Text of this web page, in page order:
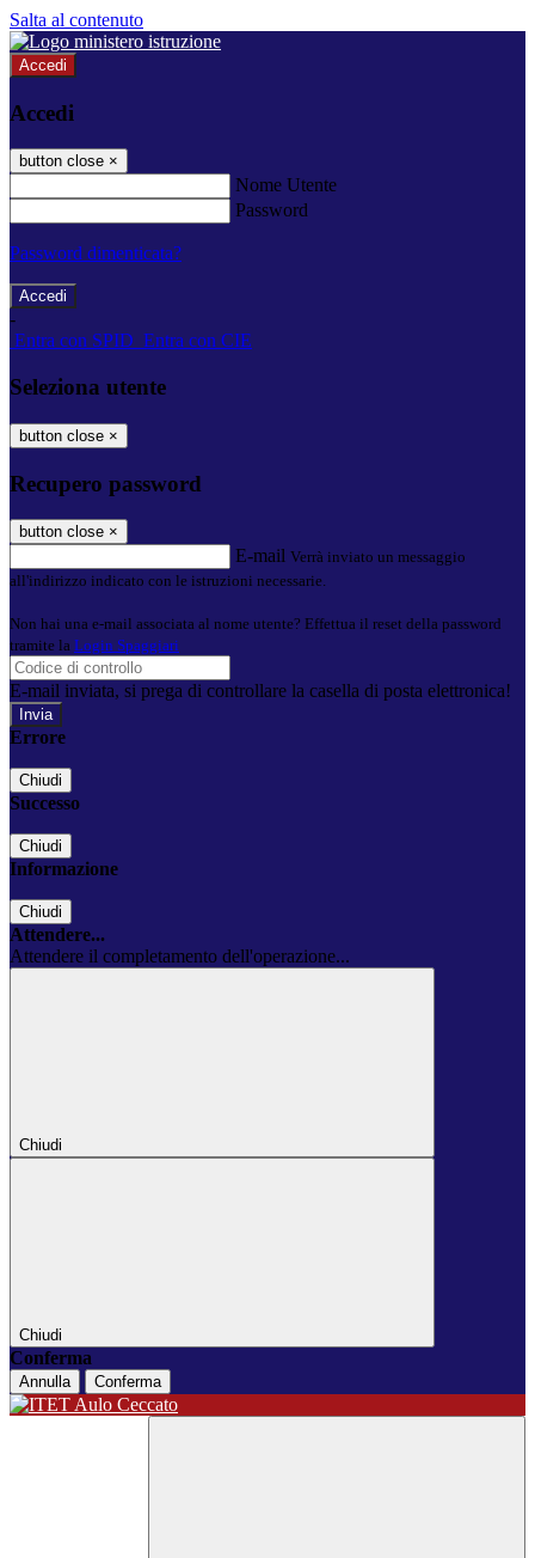
Salta al contenuto
Accedi
Accedi
button close ×
Nome Utente
Password
Password dimenticata?
-
Entra con SPID Entra con CIE
Seleziona utente
button close ×
Recupero password
button close ×
E-mail Verrà inviato un messaggio
all'indirizzo indicato con le istruzioni necessarie.
Non hai una e-mail associata al nome utente? Effettua il reset della password
tramite la Login Spaggiari
E-mail inviata, si prega di controllare la casella di posta elettronica!
Errore
Chiudi
Successo
Chiudi
Informazione
Chiudi
Attendere...
Attendere il completamento dell'operazione...
Chiudi
Chiudi
Conferma
Annulla Conferma